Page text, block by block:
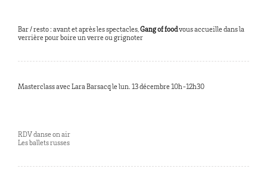
Bar / resto : avant et après les spectacles,Gang of foodvous accueille dans la
verrière pour boire un verre ou grignoter
Masterclass avec Lara Barsacq le lun. 13 décembre 10h-12h30
RDV danse on air
Les ballets russes